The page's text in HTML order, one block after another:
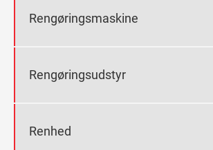
Rengøringsmaskine
Rengøringsudstyr
Renhed